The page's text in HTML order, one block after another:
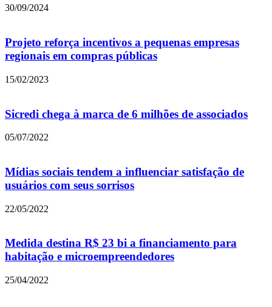
30/09/2024
Projeto reforça incentivos a pequenas empresas
regionais em compras públicas
15/02/2023
Sicredi chega à marca de 6 milhões de associados
05/07/2022
Mídias sociais tendem a influenciar satisfação de
usuários com seus sorrisos
22/05/2022
Medida destina R$ 23 bi a financiamento para
habitação e microempreendedores
25/04/2022